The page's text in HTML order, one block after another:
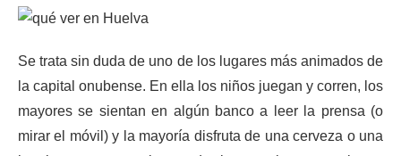
Se trata sin duda de uno de los lugares más animados de
la capital onubense. En ella los niños juegan y corren, los
mayores se sientan en algún banco a leer la prensa (o
mirar el móvil) y la mayoría disfruta de una cerveza o una